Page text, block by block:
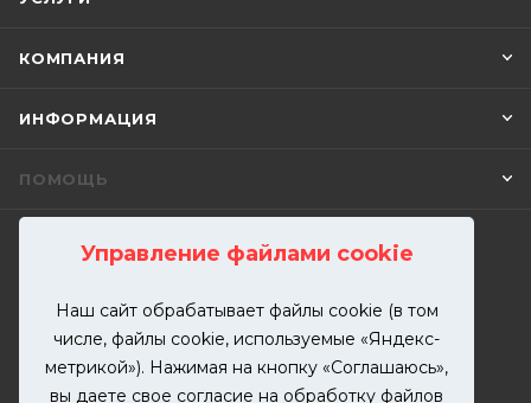
Управление файлами cookie
Наш сайт обрабатывает файлы cookie (в том
числе, файлы cookie, используемые «Яндекс-
метрикой»). Нажимая на кнопку «Соглашаюсь»,
вы даете свое согласие на обработку файлов
КОМПАНИЯ
ИНФОРМАЦИЯ
ПОМОЩЬ
+7 (499) 302-00-57 ЗАКАЗАТЬ ЗВОНОК